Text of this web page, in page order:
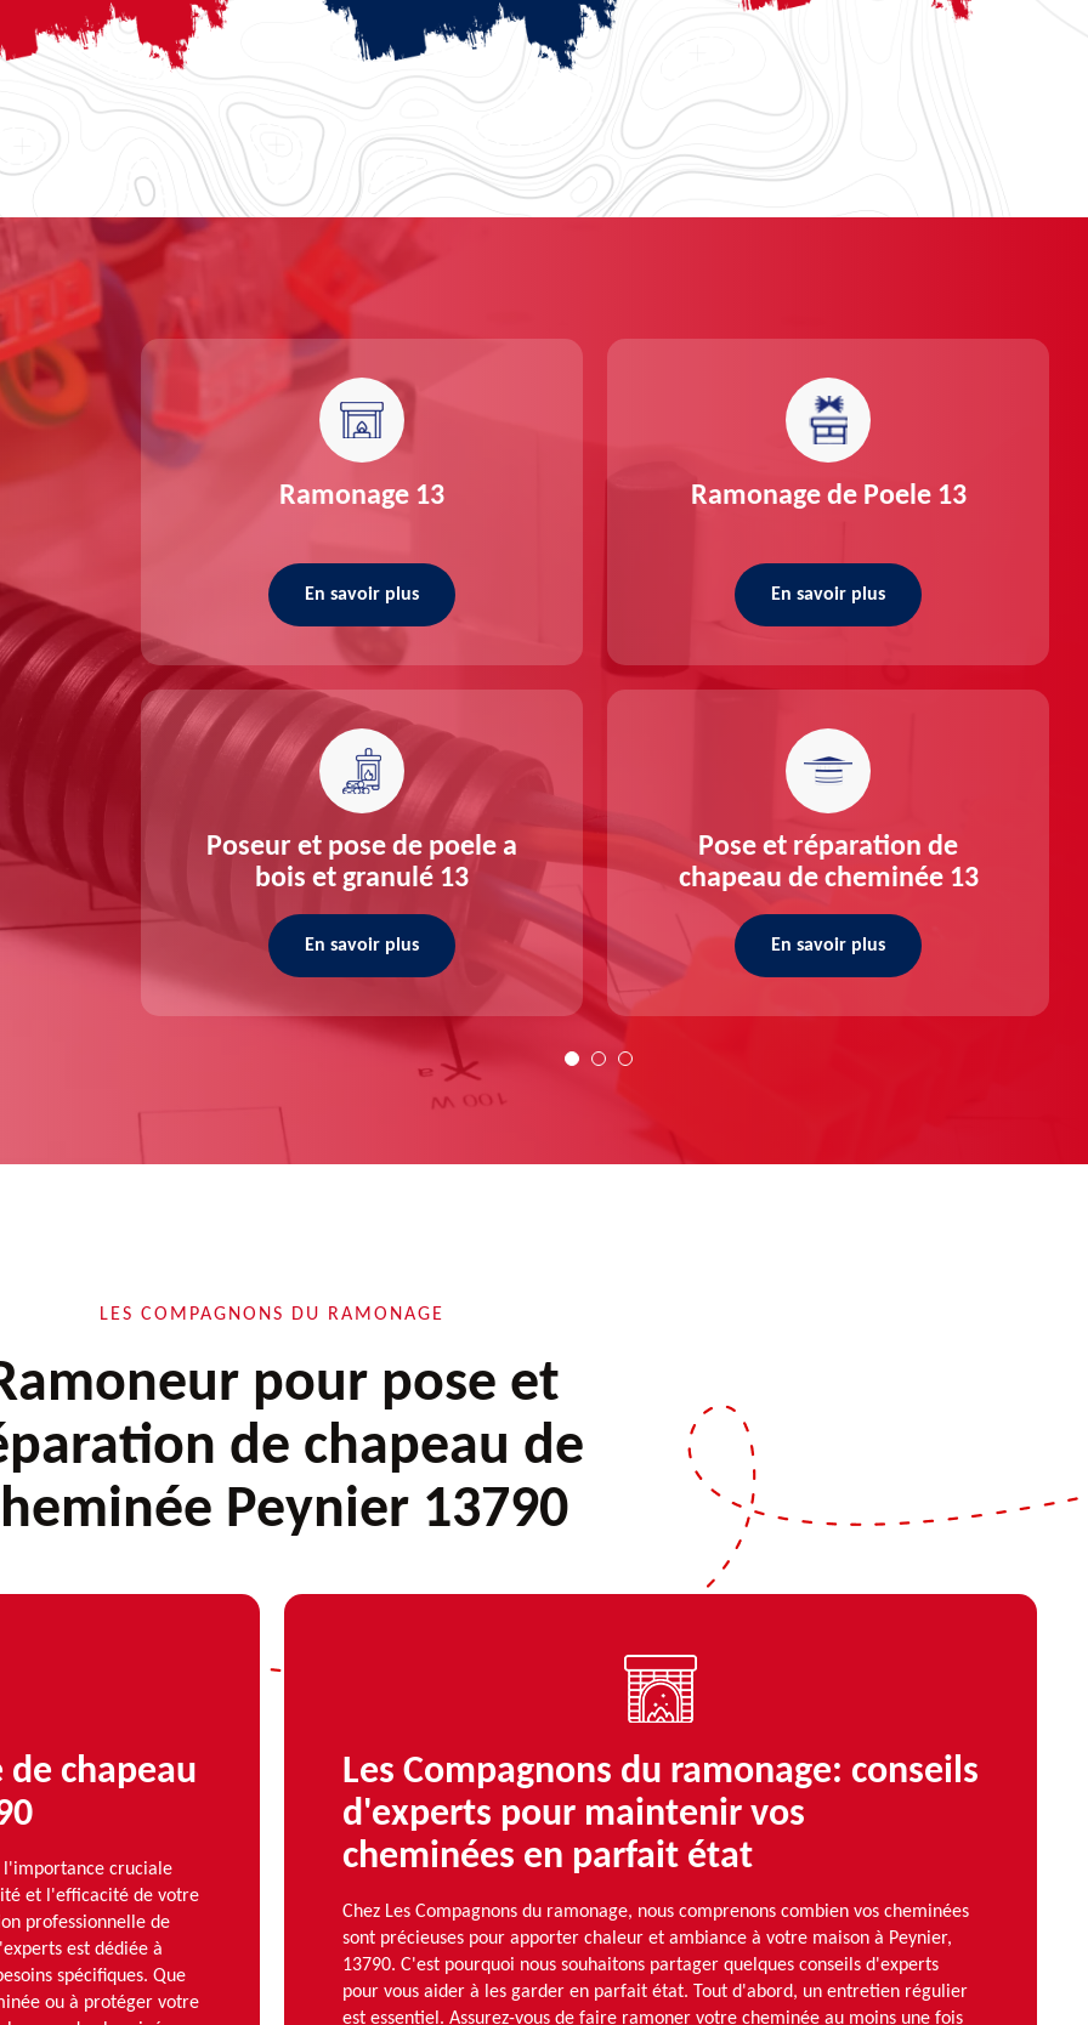
13
13
Ramonage 13
En savoir plus
Poseur et pose de poele a
bois et granulé 13
En savoir plus
Ramonage de Poele 13
En savoir plus
Pose et réparation de
chapeau de cheminée 13
En savoir plus
LES COMPAGNONS DU RAMONAGE
pour pose et
de chapeau de
Peynier 13790
chapeau
l'importance cruciale
et l'efficacité de votre
professionnelle de
est dédiée à
spécifiques. Que
ou à protéger votre
Les Compagnons du ramonage: conseils
d'experts pour maintenir vos
cheminées en parfait état
Chez Les Compagnons du ramonage, nous comprenons combien vos cheminées
sont précieuses pour apporter chaleur et ambiance à votre maison à Peynier,
13790. C'est pourquoi nous souhaitons partager quelques conseils d'experts
pour vous aider à les garder en parfait état. Tout d'abord, un entretien régulier
est essentiel. Assurez-vous de faire ramoner votre cheminée au moins une fois